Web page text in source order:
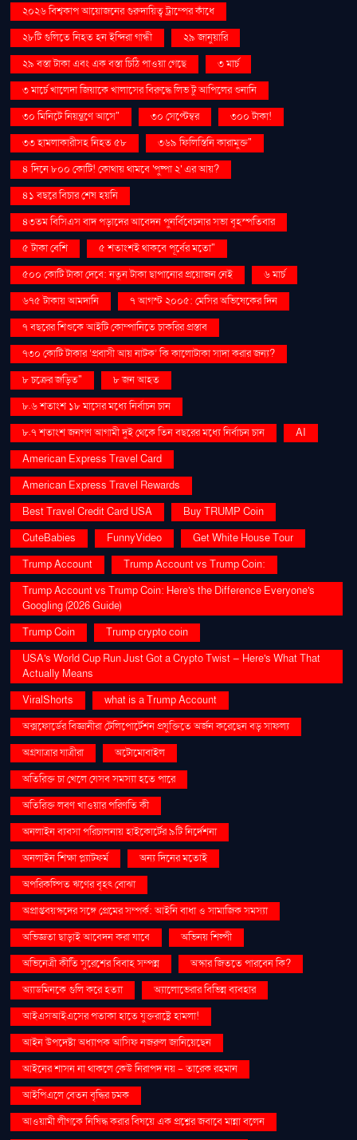
২০২৬ বিশ্বকাপ আয়োজনের গুরুদায়িত্ব ট্রাম্পের কাঁধে
২৮টি গুলিতে নিহত হন ইন্দিরা গান্ধী
২৯ জানুয়ারি
২৯ বস্তা টাকা এবং এক বস্তা চিঠি পাওয়া গেছে
৩ মার্চ
৩ মার্চে খালেদা জিয়াকে খালাসের বিরুদ্ধে লিভ টু আপিলের শুনানি
৩০ মিনিটে নিয়ন্ত্রণে আসে"
৩০ সেপ্টেম্বর
৩০০ টাকা!
৩৩ হামলাকারীসহ নিহত ৫৮
৩৬৯ ফিলিস্তিনি কারামুক্ত"
৪ দিনে ৮০০ কোটি! কোথায় থামবে 'পুষ্পা ২' এর আয়?
৪১ বছরে বিচার শেষ হয়নি
৪৩তম বিসিএস বাদ পড়াদের আবেদন পুনর্বিবেচনার সভা বৃহস্পতিবার
৫ টাকা বেশি
৫ শতাংশই থাকবে পূর্বের মতো"
৫০০ কোটি টাকা দেবে: নতুন টাকা ছাপানোর প্রয়োজন নেই
৬ মার্চ
৬৭৫ টাকায় আমদানি
৭ আগস্ট ২০০৫: মেসির অভিষেকের দিন
৭ বছরের শিশুকে আইটি কোম্পানিতে চাকরির প্রস্তাব
৭৩০ কোটি টাকার ‘প্রবাসী আয় নাটক’ কি কালোটাকা সাদা করার জন্য?
৮ চক্রের জড়িত"
৮ জন আহত
৮.৬ শতাংশ ১৮ মাসের মধ্যে নির্বাচন চান
৮.৭ শতাংশ জনগণ আগামী দুই থেকে তিন বছরের মধ্যে নির্বাচন চান
AI
American Express Travel Card
American Express Travel Rewards
Best Travel Credit Card USA
Buy TRUMP Coin
CuteBabies
FunnyVideo
Get White House Tour
Trump Account
Trump Account vs Trump Coin:
Trump Account vs Trump Coin: Here's the Difference Everyone's
Googling (2026 Guide)
Trump Coin
Trump crypto coin
USA's World Cup Run Just Got a Crypto Twist — Here's What That
Actually Means
ViralShorts
what is a Trump Account
অক্সফোর্ডের বিজ্ঞানীরা টেলিপোর্টেশন প্রযুক্তিতে অর্জন করেছেন বড় সাফল্য
অগ্রযাত্রার যাত্রীরা
অটোমোবাইল
অতিরিক্ত চা খেলে যেসব সমস্যা হতে পারে
অতিরিক্ত লবণ খাওয়ার পরিণতি কী
অনলাইন ব্যবসা পরিচালনায় হাইকোর্টের ৯টি নির্দেশনা
অনলাইন শিক্ষা প্ল্যাটফর্ম
অন্য দিনের মতোই
অপরিকল্পিত ঋণের বৃহৎ বোঝা
অপ্রাপ্তবয়স্কদের সঙ্গে প্রেমের সম্পর্ক: আইনি বাধা ও সামাজিক সমস্যা
অভিজ্ঞতা ছাড়াই আবেদন করা যাবে
অভিনয় শিল্পী
অভিনেত্রী কীর্তি সুরেশের বিবাহ সম্পন্ন
অস্কার জিততে পারবেন কি?
অ্যাডমিনকে গুলি করে হত্যা
অ্যালোভেরার বিভিন্ন ব্যবহার
আইএসআইএসের পতাকা হাতে যুক্তরাষ্ট্রে হামলা!
আইন উপদেষ্টা অধ্যাপক আসিফ নজরুল জানিয়েছেন
আইনের শাসন না থাকলে কেউ নিরাপদ নয় - তারেক রহমান
আইপিএলে বেতন বৃদ্ধির চমক
আওয়ামী লীগকে নিষিদ্ধ করার বিষয়ে এক প্রশ্নের জবাবে মান্না বলেন